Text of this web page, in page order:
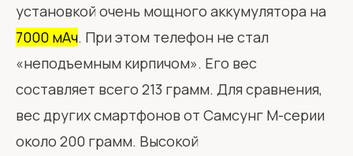
установкой очень мощного аккумулятора на
7000 мАч. При этом телефон не стал
«неподъемным кирпичом». Его вес
составляет всего 213 грамм. Для сравнения,
вес других смартфонов от Самсунг М-серии
около 200 грамм. Высокой